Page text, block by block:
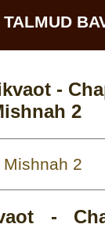
TALMUD
-
2
-